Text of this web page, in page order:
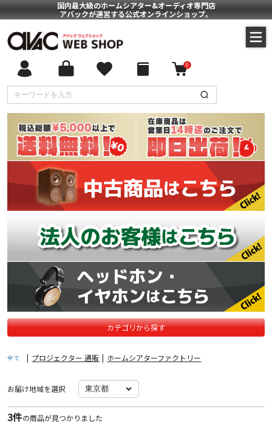
国内最大級のホームシアター&オーディオ専門店
アバックが運営する公式オンラインショップ。
0
カテゴリから探す
全て | プロジェクター 通販 | ホームシアターファクトリー
お届け地域を選択
3件の商品が見つかりました